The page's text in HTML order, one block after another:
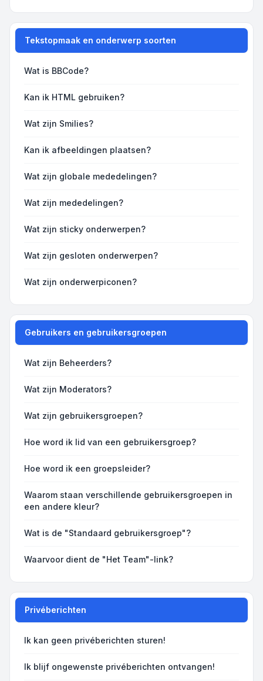
Tekstopmaak en onderwerp soorten
Wat is BBCode?
Kan ik HTML gebruiken?
Wat zijn Smilies?
Kan ik afbeeldingen plaatsen?
Wat zijn globale mededelingen?
Wat zijn mededelingen?
Wat zijn sticky onderwerpen?
Wat zijn gesloten onderwerpen?
Wat zijn onderwerpiconen?
Gebruikers en gebruikersgroepen
Wat zijn Beheerders?
Wat zijn Moderators?
Wat zijn gebruikersgroepen?
Hoe word ik lid van een gebruikersgroep?
Hoe word ik een groepsleider?
Waarom staan verschillende gebruikersgroepen in
een andere kleur?
Wat is de "Standaard gebruikersgroep"?
Waarvoor dient de "Het Team"-link?
Privéberichten
Ik kan geen privéberichten sturen!
Ik blijf ongewenste privéberichten ontvangen!